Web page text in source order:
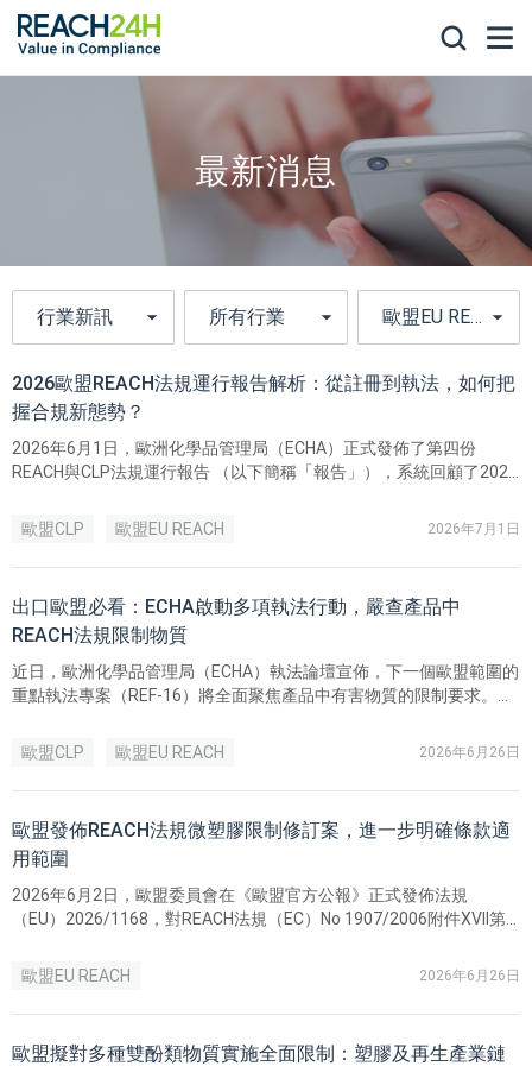
最新消息
2026歐盟REACH法規運行報告解析：從註冊到執法，如何把
握合規新態勢？
2026年6月1日，歐洲化學品管理局（ECHA）正式發佈了第四份
REACH與CLP法規運行報告 （以下簡稱「報告」），系統回顧了2021
歐盟CLP
歐盟EU REACH 2026年7月1日
出口歐盟必看：ECHA啟動多項執法行動，嚴查產品中
REACH法規限制物質
近日，歐洲化學品管理局（ECHA）執法論壇宣佈，下一個歐盟範圍的
重點執法專案（REF-16）將全面聚焦產品中有害物質的限制要求。此
售等開展一系列專項執法檢查。
歐盟CLP 歐盟EU REACH 2026年6月26日
歐盟發佈REACH法規微塑膠限制修訂案，進一步明確條款適
用範圍
2026年6月2日，歐盟委員會在《歐盟官方公報》正式發佈法規
（EU）2026/1168，對REACH法規（EC）No 1907/2006附件XVII第
Polymer Microparticles，即「微塑膠」）限制條款的適用範圍。
歐盟EU REACH 2026年6月26日
歐盟擬對多種雙酚類物質實施全面限制：塑膠及再生產業鏈